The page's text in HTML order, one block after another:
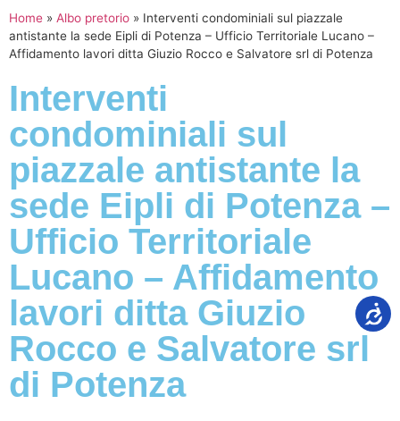
Home » Albo pretorio » Interventi condominiali sul piazzale
antistante la sede Eipli di Potenza – Ufficio Territoriale Lucano –
Affidamento lavori ditta Giuzio Rocco e Salvatore srl di Potenza
Interventi
condominiali sul
piazzale antistante la
sede Eipli di Potenza –
Ufficio Territoriale
Lucano – Affidamento
lavori ditta Giuzio
Rocco e Salvatore srl
di Potenza